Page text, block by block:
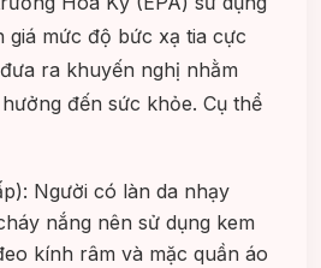
giá mức độ bức xạ tia cực
ra khuyến nghị nhằm
đến sức khỏe. Cụ thể
Người có làn da nhạy
nắng nên sử dụng kem
kính râm và mặc quần áo